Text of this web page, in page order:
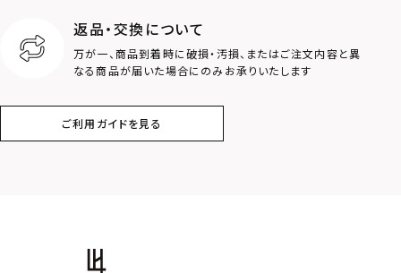
クラウン
返品・交換について
万が一、商品到着時に破損・汚損、またはご注文内容と異
なる商品が届いた場合にのみお承りいたします
ご利用ガイドを見る